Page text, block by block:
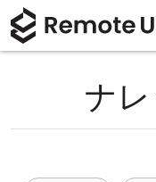
ナ
セキュリティ
ソリ
製造および小売
ダウ
ライセンスアシス
サ
ドキュメント
会
プレスルーム